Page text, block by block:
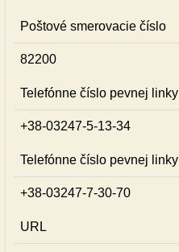
Poštové smerovacie číslo
82200
Telefónne číslo pevnej linky
+38-03247-5-13-34
Telefónne číslo pevnej linky
+38-03247-7-30-70
URL